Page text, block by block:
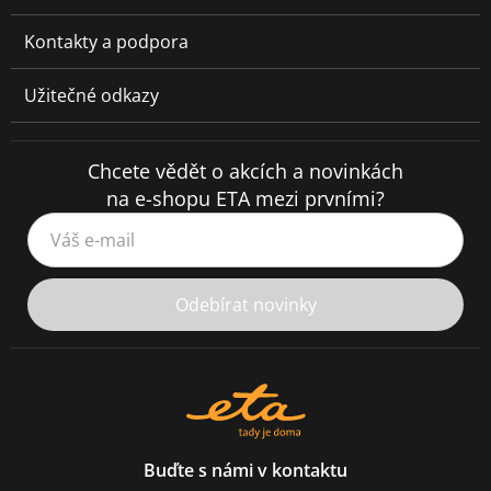
Kontakty a podpora
Užitečné odkazy
Chcete vědět o akcích a novinkách
na e-shopu ETA mezi prvními?
Váš e-mail
Odebírat novinky
Buďte s námi v kontaktu